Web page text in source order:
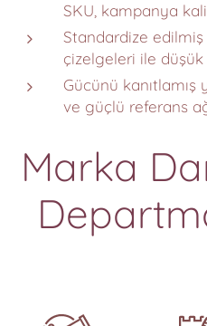
SKU, kampanya
Standardize
çizelgeleri ile düşük
Gücünü
ve güçlü referans
Marka